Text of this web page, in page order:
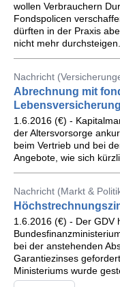
wollen Verbrauchern
Fondspolicen
dürften in der Praxis
nicht mehr durchsteigen.
Nachricht
Abrechnung mit
1.6.2016 (€) -
der Altersvorsorge
beim Vertrieb und bei
Angebote, wie sich
Nachricht (Markt &
1.6.2016 (€) - Der GDV
bei der anstehenden
Garantiezinses
Ministeriums wurde